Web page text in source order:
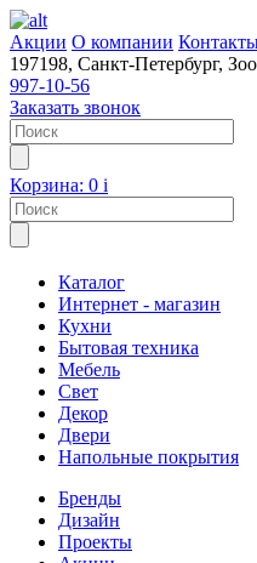
Акции О компании
197198, Санкт-Петербург,
997-10-56
Заказать звонок
Корзина: 0 i
Каталог
Интернет - магазин
Кухни
Бытовая техника
Мебель
Свет
Декор
Двери
Напольные покрытия
Бренды
Дизайн
Проекты